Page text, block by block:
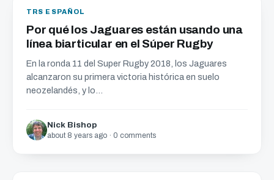
TRS ESPAÑOL
Por qué los Jaguares están usando una
línea biarticular en el Súper Rugby
En la ronda 11 del Super Rugby 2018, los Jaguares
alcanzaron su primera victoria histórica en suelo
neozelandés, y lo...
Nick Bishop
about 8 years ago · 0 comments